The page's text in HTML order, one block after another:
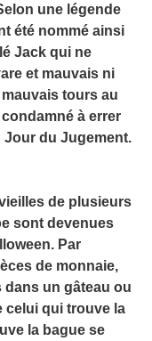
une légende
été nommé ainsi
Jack qui ne
et mauvais ni
tours au
à errer
Jour du Jugement.
de plusieurs
sont devenues
Par
de monnaie,
dans un gâteau ou
celui qui trouve la
la bague se